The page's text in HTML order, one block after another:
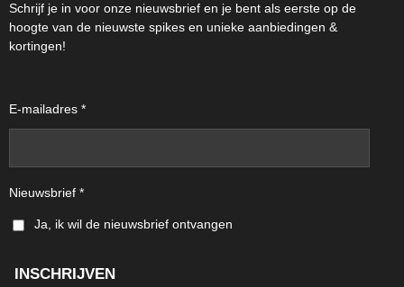
Schrijf je in voor onze nieuwsbrief en je bent als eerste op de
hoogte van de nieuwste spikes en unieke aanbiedingen &
kortingen!
E-mailadres *
Nieuwsbrief *
Ja, ik wil de nieuwsbrief ontvangen
INSCHRIJVEN